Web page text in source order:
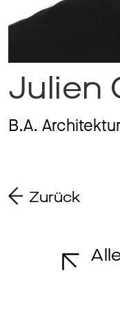
Julien
B.A.
Zurück